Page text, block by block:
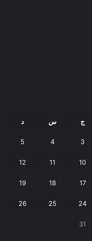
ج س د
3
4
5
10
11
12
17
18
19
24
25
26
31